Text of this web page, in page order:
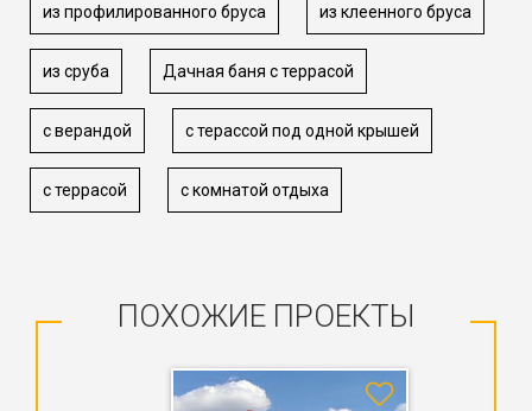
из профилированного бруса из клеенного бруса
из сруба Дачная баня с террасой
с верандой с терассой под одной крышей
с террасой с комнатой отдыха
ПОХОЖИЕ ПРОЕКТЫ